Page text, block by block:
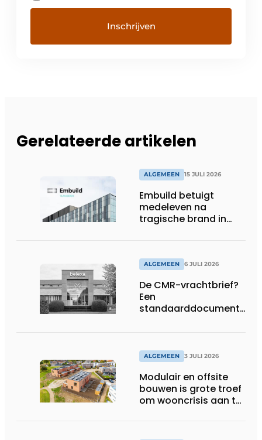
Gerelateerde artikelen
ALGEMEEN 15 JULI 2026
Embuild betuigt
medeleven na
tragische brand in
ALGEMEEN 6 JULI 2026
De CMR-vrachtbrief?
Een
standaarddocument
ALGEMEEN 3 JULI 2026
Modulair en offsite
bouwen is grote troef
om wooncrisis aan te